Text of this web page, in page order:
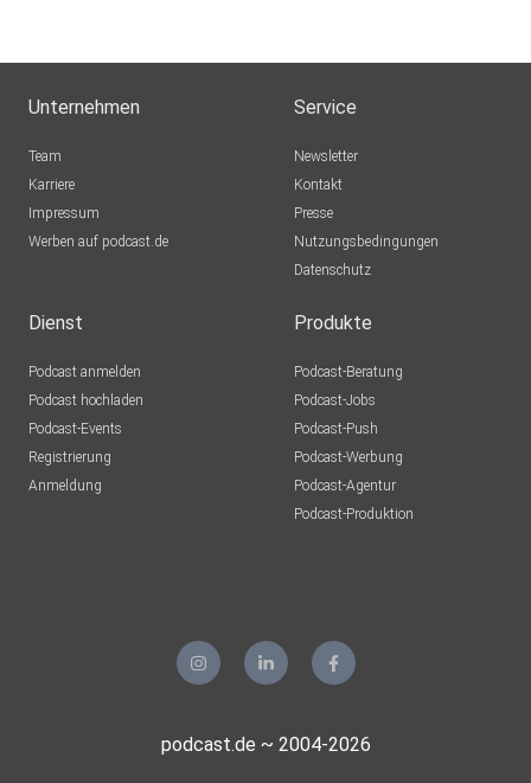
Unternehmen
Team
Karriere
Impressum
Werben auf podcast.de
Service
Newsletter
Kontakt
Presse
Nutzungsbedingungen
Datenschutz
Dienst
Podcast anmelden
Podcast hochladen
Podcast-Events
Registrierung
Anmeldung
Produkte
Podcast-Beratung
Podcast-Jobs
Podcast-Push
Podcast-Werbung
Podcast-Agentur
Podcast-Produktion
podcast.de ~ 2004-2026